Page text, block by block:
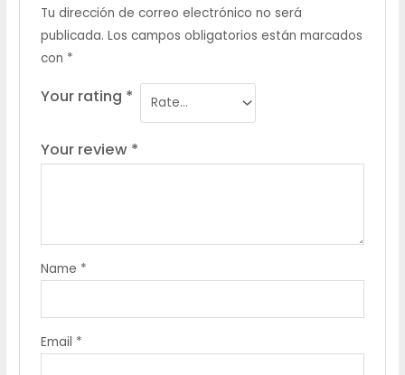
Tu dirección de correo electrónico no será
publicada. Los campos obligatorios están marcados
con *
Your rating *
Your review *
Name *
Email *